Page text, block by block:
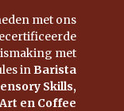
met ons
met
inBarista
Skills,
en Coffee